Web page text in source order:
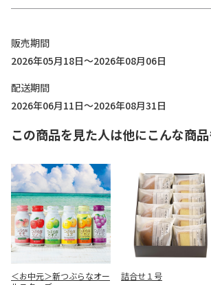
販売期間
2026年05月18日～2026年08月06日
配送期間
2026年06月11日～2026年08月31日
この商品を見た人は他にこんな商
＜お中元＞新つぶらなオー
詰合せ１号